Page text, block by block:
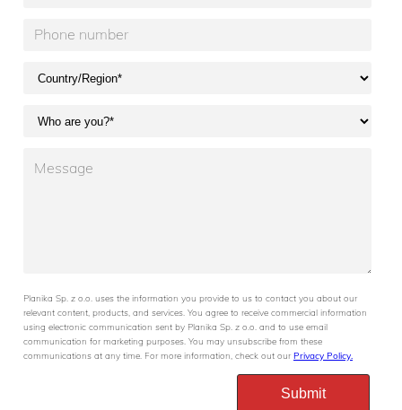
Planika Sp. z o.o. uses the information you provide to us to contact you about our
relevant content, products, and services. You agree to receive commercial information
using electronic communication sent by Planika Sp. z o.o. and to use email
communication for marketing purposes. You may unsubscribe from these
communications at any time. For more information, check out our Privacy Policy.